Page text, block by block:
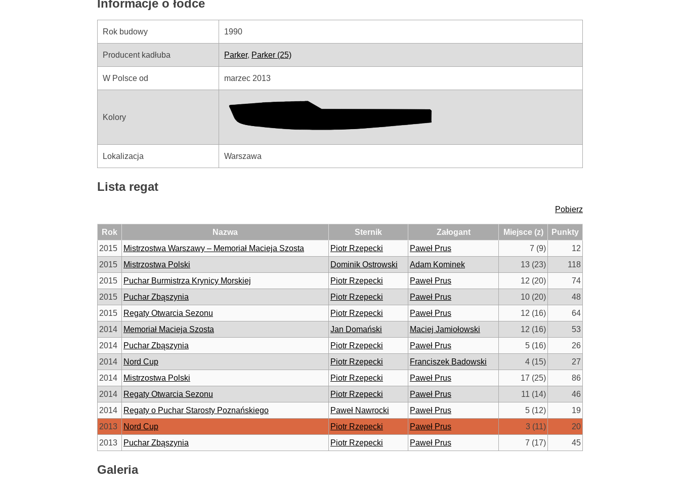
Informacje o łodce
Rok budowy 1990
Producent kadłuba Parker, Parker (25)
W Polsce od marzec 2013
Kolory
Lokalizacja Warszawa
Lista regat
Pobierz
Rok Nazwa Sternik Załogant Miejsce (z)
Punkty
2015
Mistrzostwa Warszawy – Memoriał Macieja Szosta Piotr Rzepecki Paweł Prus 7 (9)
12
2015
Mistrzostwa Polski Dominik Ostrowski Adam Kominek 13 (23)
118
2015
Puchar Burmistrza Krynicy Morskiej Piotr Rzepecki Paweł Prus 12 (20)
74
2015
Puchar Zbąszynia Piotr Rzepecki Paweł Prus 10 (20)
48
2015
Regaty Otwarcia Sezonu Piotr Rzepecki Paweł Prus 12 (16)
64
2014
Memoriał Macieja Szosta Jan Domański Maciej Jamiołowski 12 (16)
53
2014
Puchar Zbąszynia Piotr Rzepecki Paweł Prus 5 (16)
26
2014
Nord Cup Piotr Rzepecki Franciszek Badowski 4 (15)
27
2014
Mistrzostwa Polski Piotr Rzepecki Paweł Prus 17 (25)
86
2014
Regaty Otwarcia Sezonu Piotr Rzepecki Paweł Prus 11 (14)
46
2014
Regaty o Puchar Starosty Poznańskiego Paweł Nawrocki Paweł Prus 5 (12)
19
2013
Nord Cup Piotr Rzepecki Paweł Prus 3 (11)
20
2013
Puchar Zbąszynia Piotr Rzepecki Paweł Prus 7 (17) 45
Galeria